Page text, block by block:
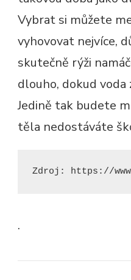
Vybrat si můžete
vyhovovat nejvíce,
skutečně rýži
dlouho, dokud voda
Jedině tak budete
těla nedostáváte
Zdroj: https://
.